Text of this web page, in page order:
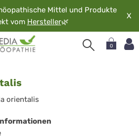
Mittel und Produkte
vom Hersteller🌿
X
0
orientalis